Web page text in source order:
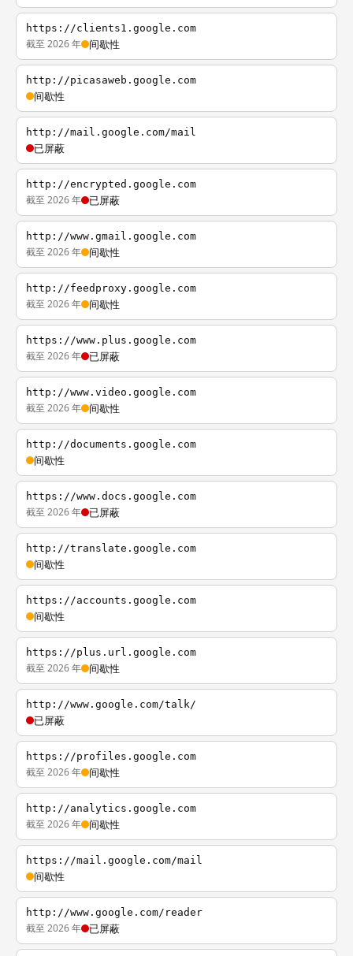
https://clients1.google.com
截至 2026 年 间歇性
http://picasaweb.google.com
间歇性
http://mail.google.com/mail
已屏蔽
http://encrypted.google.com
截至 2026 年 已屏蔽
http://www.gmail.google.com
截至 2026 年 间歇性
http://feedproxy.google.com
截至 2026 年 间歇性
https://www.plus.google.com
截至 2026 年 已屏蔽
http://www.video.google.com
截至 2026 年 间歇性
http://documents.google.com
间歇性
https://www.docs.google.com
截至 2026 年 已屏蔽
http://translate.google.com
间歇性
https://accounts.google.com
间歇性
https://plus.url.google.com
截至 2026 年 间歇性
http://www.google.com/talk/
已屏蔽
https://profiles.google.com
截至 2026 年 间歇性
http://analytics.google.com
截至 2026 年 间歇性
https://mail.google.com/mail
间歇性
http://www.google.com/reader
截至 2026 年 已屏蔽